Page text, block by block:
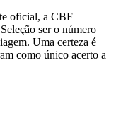
oficial, a CBF
ser o número
Uma certeza é
como único acerto a